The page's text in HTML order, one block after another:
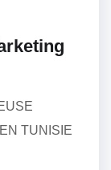
TUNISIE